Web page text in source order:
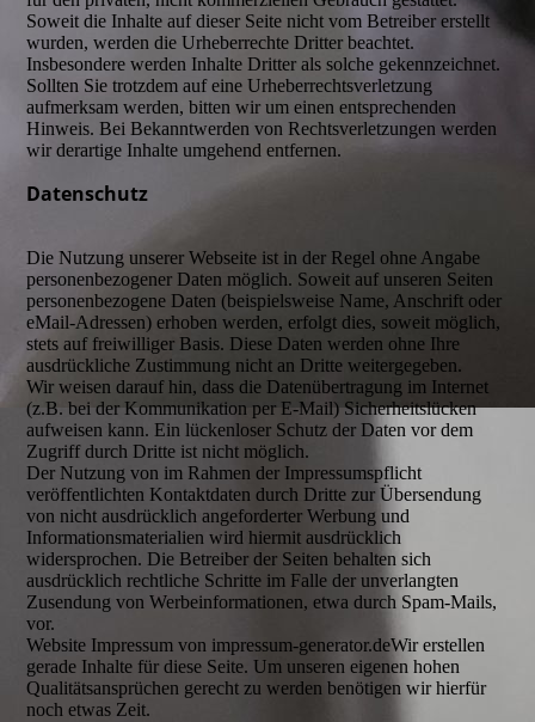
Soweit die Inhalte auf dieser Seite nicht vom Betreiber erstellt
wurden, werden die Urheberrechte Dritter beachtet.
Insbesondere werden Inhalte Dritter als solche gekennzeichnet.
Sollten Sie trotzdem auf eine Urheberrechtsverletzung
aufmerksam werden, bitten wir um einen entsprechenden
Hinweis. Bei Bekanntwerden von Rechtsverletzungen werden
wir derartige Inhalte umgehend entfernen.
Datenschutz
Die Nutzung unserer Webseite ist in der Regel ohne Angabe
personenbezogener Daten möglich. Soweit auf unseren Seiten
personenbezogene Daten (beispielsweise Name, Anschrift oder
eMail-Adressen) erhoben werden, erfolgt dies, soweit möglich,
stets auf freiwilliger Basis. Diese Daten werden ohne Ihre
ausdrückliche Zustimmung nicht an Dritte weitergegeben.
Wir weisen darauf hin, dass die Datenübertragung im Internet
(z.B. bei der Kommunikation per E-Mail) Sicherheitslücken
aufweisen kann. Ein lückenloser Schutz der Daten vor dem
Zugriff durch Dritte ist nicht möglich.
Der Nutzung von im Rahmen der Impressumspflicht
veröffentlichten Kontaktdaten durch Dritte zur Übersendung
von nicht ausdrücklich angeforderter Werbung und
Informationsmaterialien wird hiermit ausdrücklich
widersprochen. Die Betreiber der Seiten behalten sich
ausdrücklich rechtliche Schritte im Falle der unverlangten
Zusendung von Werbeinformationen, etwa durch Spam-Mails,
vor.
Website Impressum von impressum-generator.deWir erstellen
gerade Inhalte für diese Seite. Um unseren eigenen hohen
Qualitätsansprüchen gerecht zu werden benötigen wir hierfür
noch etwas Zeit.